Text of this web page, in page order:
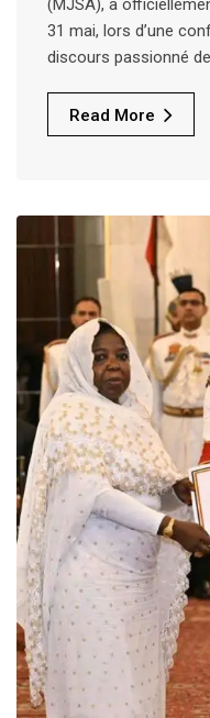
(MJSA), a
31 mai, lors d’une
discours passionné
Read More